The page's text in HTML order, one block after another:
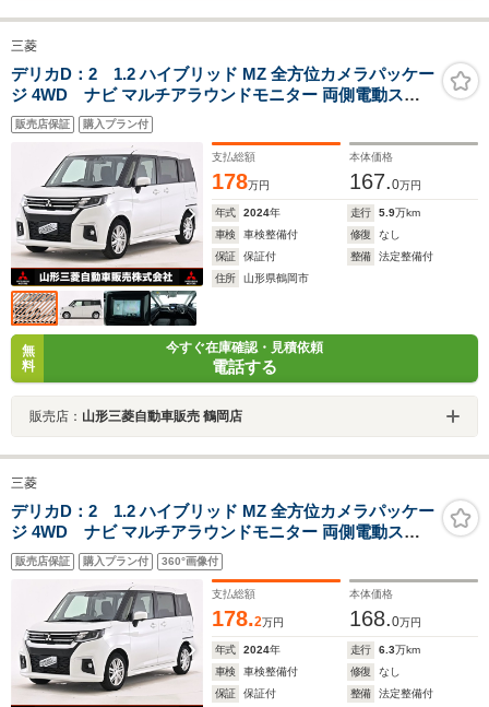
三菱
デリカD：2 1.2 ハイブリッド MZ 全方位カメラパッケー
ジ 4WD ナビ マルチアラウンドモニター 両側電動スラ
イドドア ドライブレコーダー ETC 横滑り防止装置 アダ
プティブクルーズコントロール
販売店保証 購入プラン付
支払総額
178万円
本体価格
167.0万円
年式 2024年 走行 5.9万km
車検
車検整備付 修復
なし
保証
保証付 整備
法定整備付
住所
山形県鶴岡市
無
料
今すぐ在庫確認・見積依頼
電話する
販売店： 山形三菱自動車販売 鶴岡店
三菱
デリカD：2 1.2 ハイブリッド MZ 全方位カメラパッケー
ジ 4WD ナビ マルチアラウンドモニター 両側電動スラ
イドドア 前席ウォークスルー 横滑り防止装置 シートヒー
ター 衝突被害軽減ブレーキ
販売店保証 購入プラン付 360°画像付
支払総額
178.2万円
本体価格
168.0万円
年式 2024年 走行 6.3万km
車検
車検整備付 修復
なし
保証
保証付 整備
法定整備付